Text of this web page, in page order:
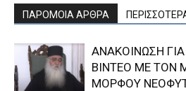
ΠΑΡΟΜΟΙΑ ΑΡΘΡΑ
ΑΝΑΚΟΙΝΩΣΗ
ΒΙΝΤΕΟ ΜΕ ΤΟΝ
ΜΟΡΦΟΥ